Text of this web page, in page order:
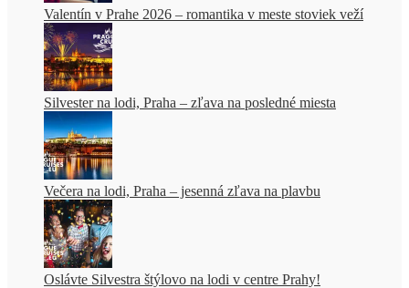
Valentín v Prahe 2026 – romantika v meste stoviek veží
Silvester na lodi, Praha – zľava na posledné miesta
Večera na lodi, Praha – jesenná zľava na plavbu
Oslávte Silvestra štýlovo na lodi v centre Prahy!